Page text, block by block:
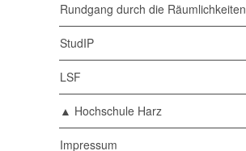
Rundgang durch die Räumlichkeiten
StudIP
LSF
▲ Hochschule Harz
Impressum